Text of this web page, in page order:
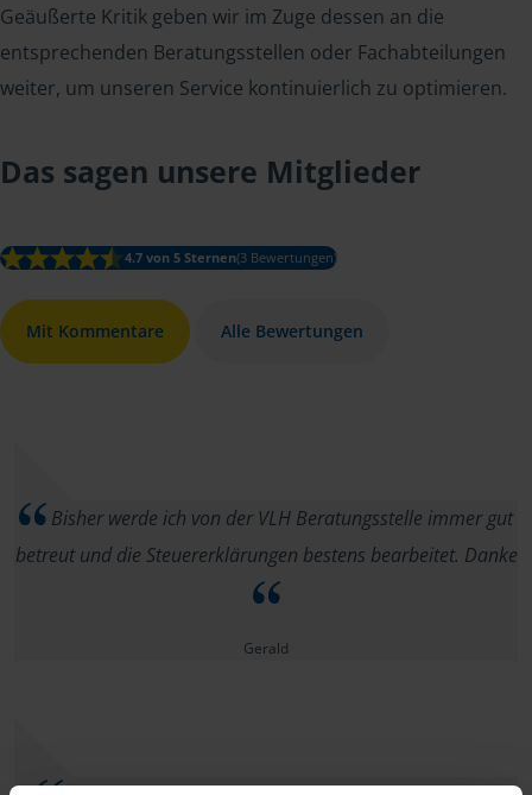
Geäußerte Kritik geben wir im Zuge dessen an die
entsprechenden Beratungsstellen oder Fachabteilungen
weiter, um unseren Service kontinuierlich zu optimieren.
Das sagen unsere Mitglieder
4.7 von 5 Sternen(3 Bewertungen)
Mit Kommentare Alle Bewertungen
Bisher werde ich von der VLH Beratungsstelle immer gut
betreut und die Steuererklärungen bestens bearbeitet. Danke
Gerald